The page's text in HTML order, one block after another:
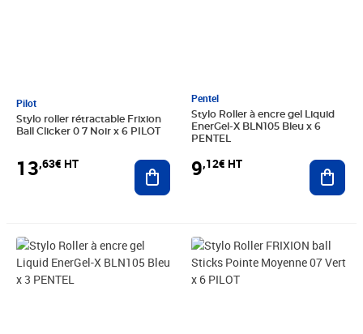
Pilot
Stylo roller rétractable Frixion
Ball Clicker 0 7 Noir x 6 PILOT
13,63€ HT Ajouter au panier
Pentel
Stylo Roller à encre gel Liquid
EnerGel-X BLN105 Bleu x 6
PENTEL
9,12€ HT
Prix 4,98€ HT Prix 9,63€ HT